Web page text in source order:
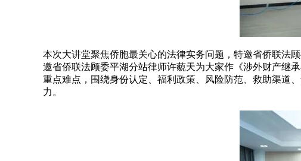
本次大讲堂聚焦侨胞最关心的法律实务问题，特邀省侨联法
邀省侨联法顾委平湖分站律师许藐天为大家作《涉外财产继
重点难点，围绕身份认定、福利政策、风险防范、救助渠道
力。